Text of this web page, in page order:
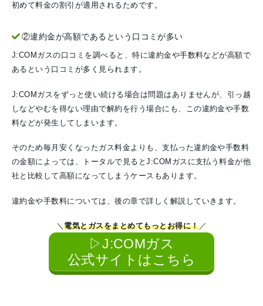
初めて料金の割引が適用されるためです。
②違約金が高額であるという口コミが多い
J:COMガスの口コミを調べると、特に違約金や手数料などが高額で
あるという口コミが多く見られます。
J:COMガスをずっと使い続ける場合は問題はありませんが、引っ越
しなどやむを得ない理由で解約を行う場合にも、この違約金や手数
料などが発生してしまいます。
そのため毎月安くなったガス料金よりも、支払った違約金や手数料
の金額によっては、トータルで見るとJ:COMガスに支払う料金が他
社と比較して高額になってしまうケースもあります。
違約金や手数料については、後の章で詳しく解説していきます。
＼電気とガスをまとめてもっとお得に！／
▷J:COMガス
公式サイトはこちら